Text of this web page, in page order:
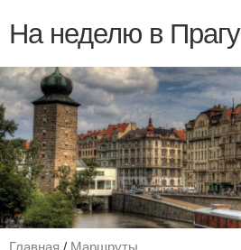
На неделю в Прагу